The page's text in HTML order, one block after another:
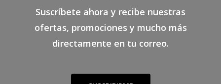
Suscríbete ahora y recibe nuestras
ofertas, promociones y mucho más
directamente en tu correo.